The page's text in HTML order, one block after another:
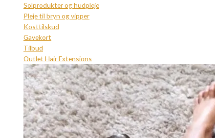
Solprodukter og hudpleje
Pleje til bryn og vipper
Kosttilskud
Gavekort
Tilbud
Outlet Hair Extensions